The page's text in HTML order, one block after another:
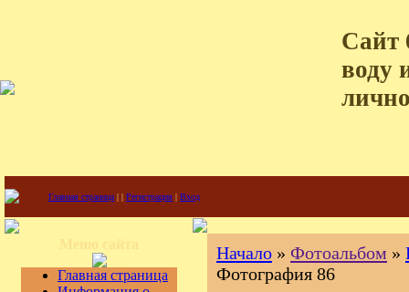
Сайт
воду
Главная страница | | Регистрация | Вход
Главная страница
Начало » Фотоальбом »
Фотография 86